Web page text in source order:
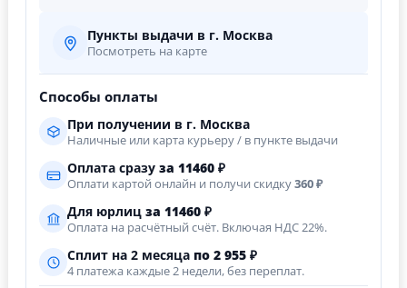
Пункты выдачи в г. Москва
Посмотреть на карте
Способы оплаты
При получении в г. Москва
Наличные или карта курьеру / в пункте выдачи
Оплата сразу за 11460 ₽
Оплати картой онлайн и получи скидку360 ₽
Для юрлиц за 11460 ₽
Оплата на расчётный счёт. Включая НДС 22%.
Сплит на 2 месяца по 2 955 ₽
4 платежа каждые 2 недели, без переплат.